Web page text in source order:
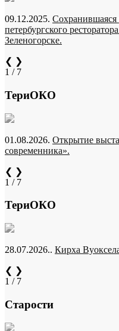
09.12.2025. Сохранившаяся
петербургского
Зеленогорске.
❮ ❯
1 / 7
ТериОКО
01.08.2026. Открытие
современника».
❮ ❯
1 / 7
ТериОКО
28.07.2026.. Кирха
❮ ❯
1 / 7
Старости